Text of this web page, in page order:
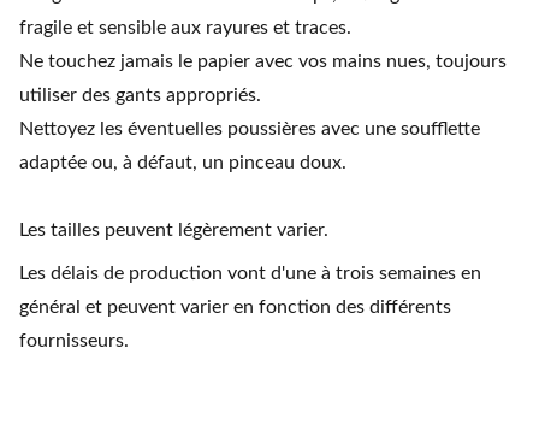
fragile et sensible aux rayures et traces.
Ne touchez jamais le papier avec vos mains nues, toujours
utiliser des gants appropriés.
Nettoyez les éventuelles poussières avec une soufflette
adaptée ou, à défaut, un pinceau doux.
Les tailles peuvent légèrement varier.
Les délais de production vont d'une à trois semaines en
général et peuvent varier en fonction des différents
fournisseurs.